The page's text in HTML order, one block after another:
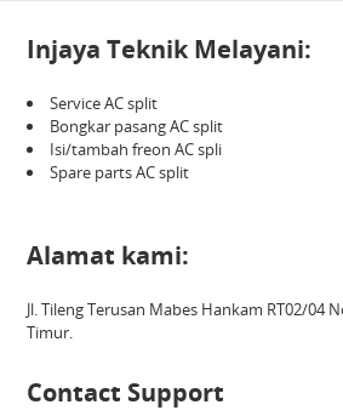
Injaya Teknik Melayani:
Service AC split
Bongkar pasang AC split
Isi/tambah freon AC spli
Spare parts AC split
Alamat kami:
Jl. Tileng Terusan Mabes Hankam RT02/04
Timur.
Contact Support